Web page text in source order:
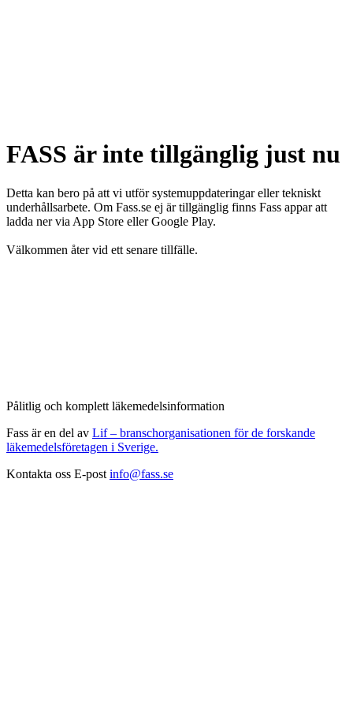
FASS är inte tillgänglig just nu
Detta kan bero på att vi utför systemuppdateringar eller tekniskt
underhållsarbete. Om Fass.se ej är tillgänglig finns Fass appar att
ladda ner via App Store eller Google Play.
Välkommen åter vid ett senare tillfälle.
Pålitlig och komplett läkemedelsinformation
Fass är en del av Lif – branschorganisationen för de forskande
läkemedelsföretagen i Sverige.
Kontakta oss E-post info@fass.se